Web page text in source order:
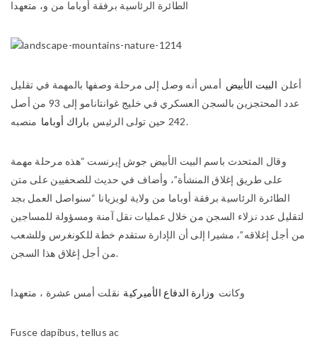
الطائرة الرئاسية برفقة أوباما من و، متعهدا
أعلن البيت الأبيض أمس أنه وصل إلى مرحلة وصفها بالمهمة في تقليل
عدد المحتجزين بالسجن العسكري في خليج غوانتانامو إلى 93 من أصل
242 حين تولى الرئيس
باراك أوباما منصبه.
وقال المتحدث باسم البيت الأبيض جوش إيرنست “هذه مرحلة مهمة
على طريق إغلاق المنشأة”، وأضاف في حديث للصحفيين على متن
الطائرة الرئاسية برفقة أوباما من ولاية لويزيانا “سنواصل العمل بجد
لتقليل عدد نزلاء السجن من خلال عمليات نقل آمنة ومسؤولة للمساجين
من أجل إغلاقه”، مشيرا إلى أن الإدارة ستقدم خطة للكونغرس وللشعب
من أجل إغلاق هذا السجن.
وكانت وزارة الدفاع الأميركية نقلت أمس عشرة ، متعهدا
Fusce dapibus, tellus ac